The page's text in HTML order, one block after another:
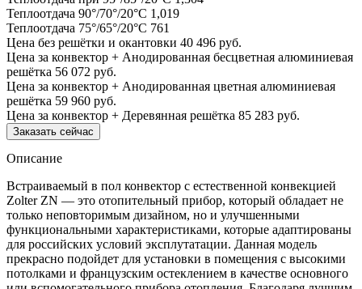
Теплоотдача 90°/70°/20°С 1,019
Теплоотдача 75°/65°/20°С 761
Цена без решётки и окантовки 40 496 руб.
Цена за конвектор + Анодированная бесцветная алюминиевая
решётка 56 072 руб.
Цена за конвектор + Анодированная цветная алюминиевая
решётка 59 960 руб.
Цена за конвектор + Деревянная решётка 85 283 руб.
Заказать сейчас
Описание
Встраиваемый в пол конвектор с естественной конвекцией
Zolter ZN — это отопительный прибор, который обладает не
только неповторимым дизайном, но и улучшенными
функциональными характеристиками, которые адаптированы
для российских условий эксплутатации. Данная модель
прекрасно подойдет для установки в помещения с высокими
потолками и французским остеклением в качестве основного